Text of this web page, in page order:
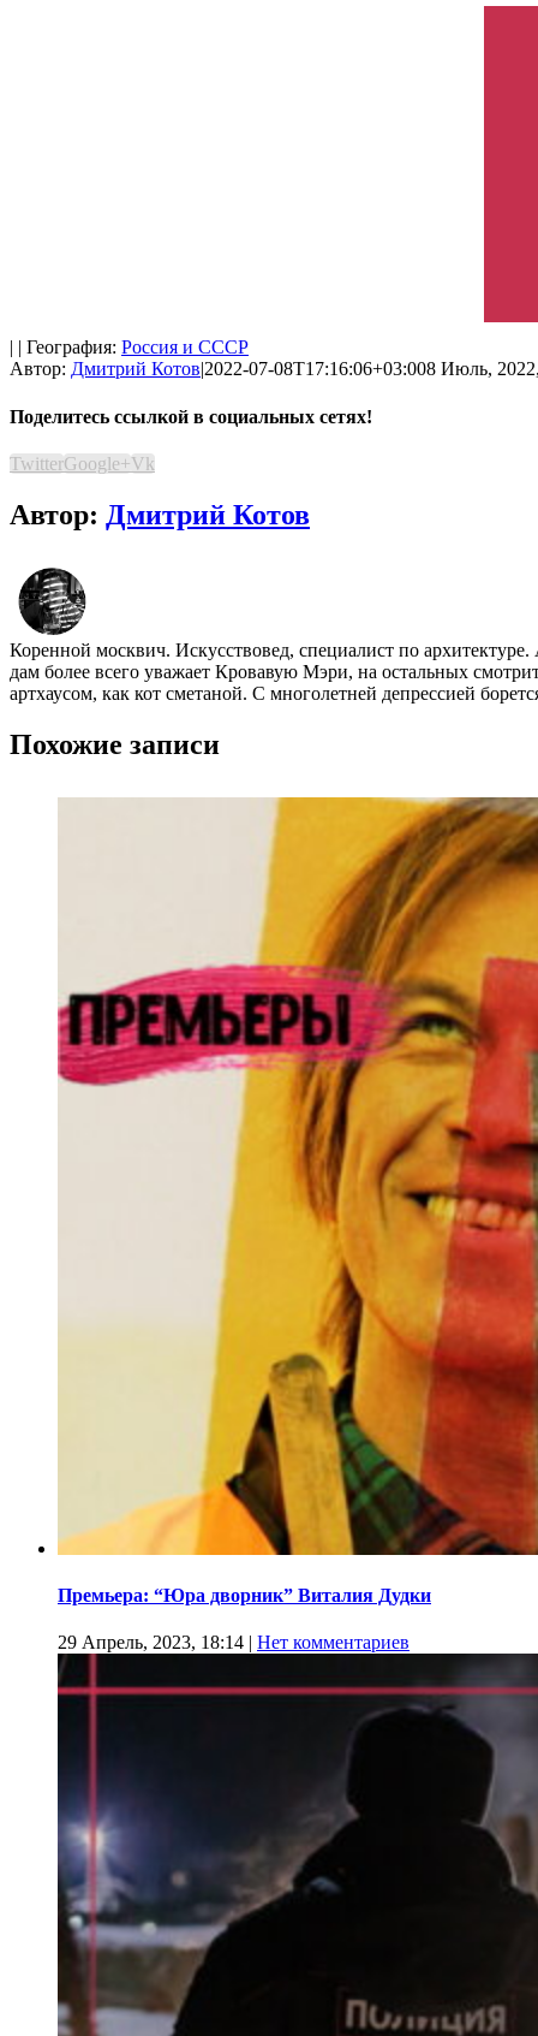
| | География: Россия и СССР
Автор: Дмитрий Котов|2022-07-08T17:16:06+03:008 Июль,
Поделитесь ссылкой в социальных сетях!
TwitterGoogle+Vk
Автор: Дмитрий Котов
Коренной москвич. Искусствовед, специалист по
дам более всего уважает Кровавую Мэри, на остальных
артхаусом, как кот сметаной. С многолетней депрессией
Похожие записи
Премьера: “Юра дворник” Виталия Дудки
29 Апрель, 2023, 18:14 | Нет комментариев